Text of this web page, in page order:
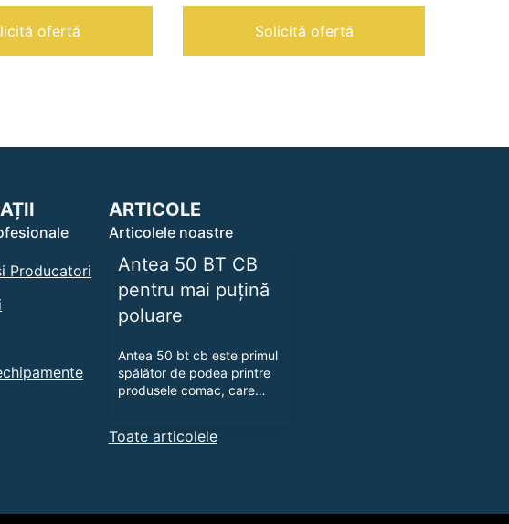
ofertă
Aspirator
Solicită ofertă
Producatori
ARTICOLE
Articolele noastre
Antea 50 BT CB
pentru mai puțină
poluare
Antea 50 bt cb este primul
spălător de podea printre
produsele comac, care…
Toate articolele